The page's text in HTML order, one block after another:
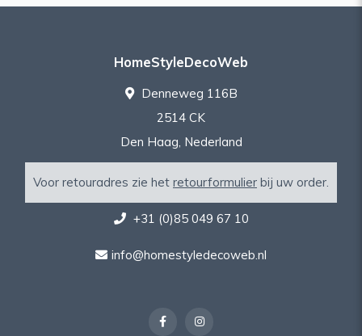
HomeStyleDecoWeb
Denneweg 116B
2514 CK
Den Haag, Nederland
Voor retouradres zie het retourformulier bij uw order.
+31 (0)85 049 67 10
info@homestyledecoweb.nl